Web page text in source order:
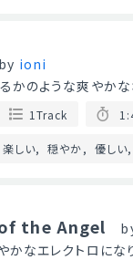
by ioni
かのような爽やか
1Track
楽しい 穏やか 優しい
the Angel
かなエレクトロに